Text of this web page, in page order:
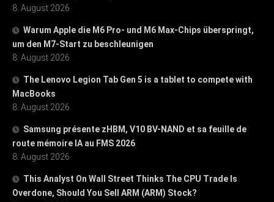
8. August 2026
Warum Apple die M6 Pro- und M6 Max-Chips überspringt,
um den M7-Start zu beschleunigen
8. August 2026
The Lenovo Legion Tab Gen 5 is a tablet to compete with
MacBooks
8. August 2026
Samsung présente zHBM, V10 BV-NAND et sa feuille de
route mémoire IA au FMS 2026
8. August 2026
This Analyst On Wall Street Thinks The CPU Trade Is
Overdone, Should You Sell ARM (ARM) Stock?